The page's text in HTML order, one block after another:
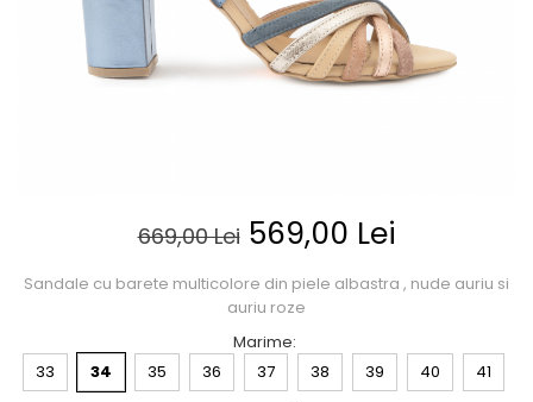
669,00 Lei 569,00 Lei
Sandale cu barete multicolore din piele albastra , nude auriu si
auriu roze
Marime:
33
34 35 36 37 38 39 40 41